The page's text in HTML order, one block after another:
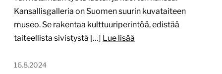
Kansallisgalleria on Suomen suurin kuvataiteen
museo. Se rakentaa kulttuuriperintöä, edistää
taiteellista sivistystä […] Lue lisää
16.8.2024